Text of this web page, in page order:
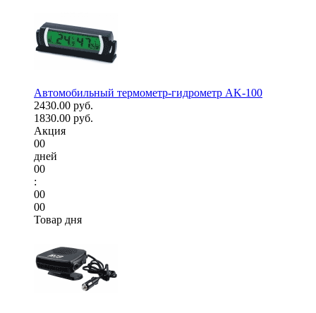
Автомобильный термометр-гидрометр AK-100
2430.00 руб.
1830.00 руб.
Акция
00
дней
00
:
00
00
Товар дня